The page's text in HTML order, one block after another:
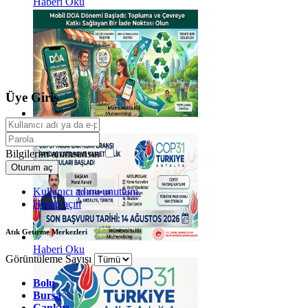
Haberi Oku
Haberi Oku
Üye Giriş
Bilgilerim anımsansın
Oturum aç
Kullanıcı adımı unuttum.
Hesap açın
Atık Getirme Merkezleri
Görüntüleme Sayısı
Bolu
Bursa